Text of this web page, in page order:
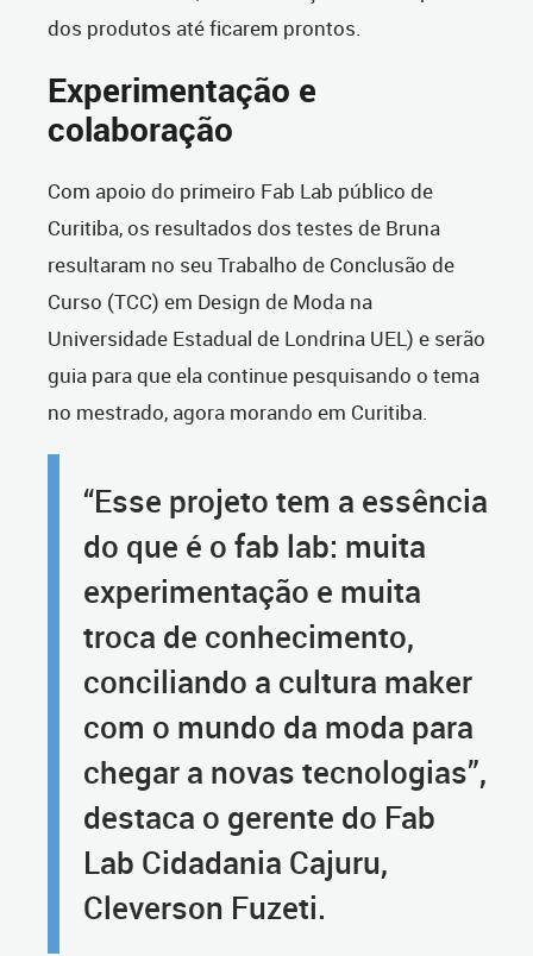
dos produtos até ficarem prontos.
Experimentação e
colaboração
Com apoio do primeiro Fab Lab público de
Curitiba, os resultados dos testes de Bruna
resultaram no seu Trabalho de Conclusão de
Curso (TCC) em Design de Moda na
Universidade Estadual de Londrina UEL) e serão
guia para que ela continue pesquisando o tema
no mestrado, agora morando em Curitiba.
“Esse projeto tem a essência
do que é o fab lab: muita
experimentação e muita
troca de conhecimento,
conciliando a cultura maker
com o mundo da moda para
chegar a novas tecnologias”,
destaca o gerente do Fab
Lab Cidadania Cajuru,
Cleverson Fuzeti.